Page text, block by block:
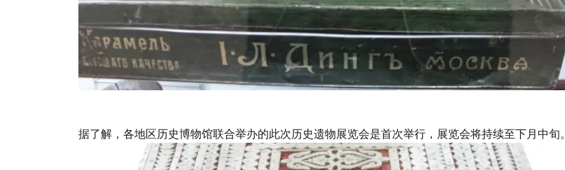
据了解，各地区历史博物馆联合举办的此次历史遗物展览会是首次举行，展览会将持续至下月中旬。